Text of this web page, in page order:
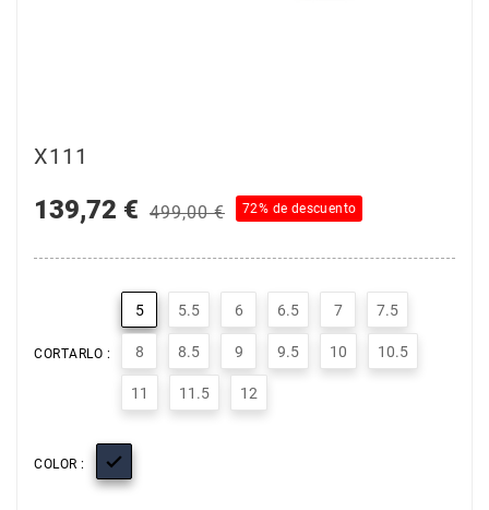
X111
139,72 € 499,00 € 72% de descuento
CORTARLO :
5 5.5 6 6.5 7 7.5
8 8.5 9 9.5 10 10.5
11 11.5 12
COLOR : 